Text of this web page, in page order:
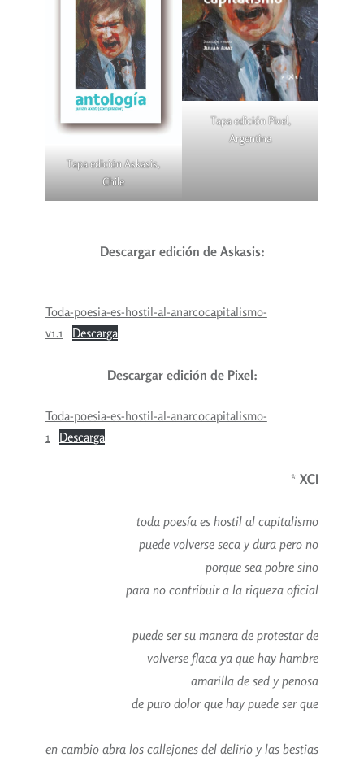
Tapa edición Askasis,
Chile
Tapa edición Pixel,
Argentina
Descargar edición de Askasis:
Toda-poesia-es-hostil-al-anarcocapitalismo-
v1.1
Descarga
Descargar edición de Pixel:
Toda-poesia-es-hostil-al-anarcocapitalismo-
1
Descarga
* XCI
toda poesía es hostil al capitalismo
puede volverse seca y dura pero no
porque sea pobre sino
para no contribuir a la riqueza oficial
puede ser su manera de protestar de
volverse flaca ya que hay hambre
amarilla de sed y penosa
de puro dolor que hay puede ser que
en cambio abra los callejones del delirio y las bestias